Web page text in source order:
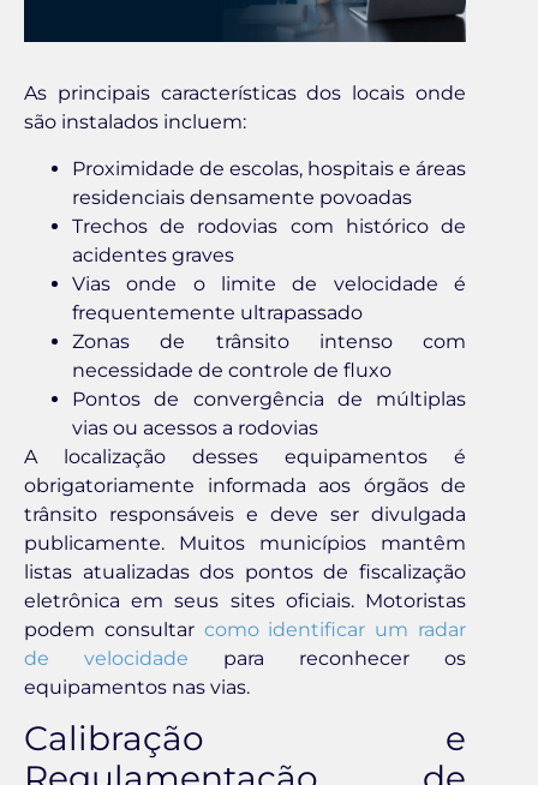
As principais características dos locais onde
são instalados incluem:
Proximidade de escolas, hospitais e áreas
residenciais densamente povoadas
Trechos de rodovias com histórico de
acidentes graves
Vias onde o limite de velocidade é
frequentemente ultrapassado
Zonas de trânsito intenso com
necessidade de controle de fluxo
Pontos de convergência de múltiplas
vias ou acessos a rodovias
A localização desses equipamentos é
obrigatoriamente informada aos órgãos de
trânsito responsáveis e deve ser divulgada
publicamente. Muitos municípios mantêm
listas atualizadas dos pontos de fiscalização
eletrônica em seus sites oficiais. Motoristas
podem consultar como identificar um radar
de velocidade para reconhecer os
equipamentos nas vias.
Calibração e